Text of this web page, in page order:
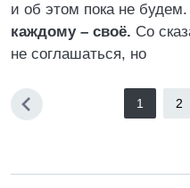
и об этом пока не
каждому – своё. Со
не соглашаться, но
1 2